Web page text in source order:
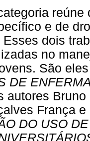
e de
dois
no
São
DE
autores
França
DO USO